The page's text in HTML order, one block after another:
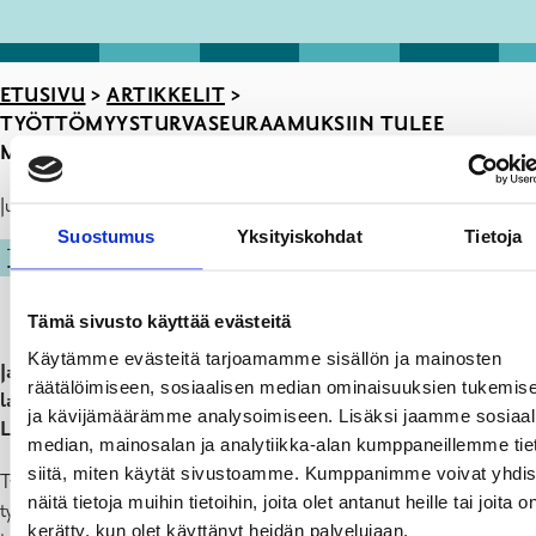
Suostumus Yksityiskohdat Tietoja
Tämä sivusto käyttää evästeitä
Käytämme evästeitä tarjoamamme sisällön ja mainosten
räätälöimiseen, sosiaalisen median ominaisuuksien
ja kävijämäärämme analysoimiseen. Lisäksi jaamme
median, mainosalan ja analytiikka-alan kumppaneillemme
siitä, miten käytät sivustoamme. Kumppanimme voivat
näitä tietoja muihin tietoihin, joita olet antanut heille tai joita
kerätty, kun olet käyttänyt heidän palvelujaan.
ETUSIVU > ARTIKKELIT >
TYÖTTÖMYYSTURVASEURAAMUKSIIN TULEE
MUUTOKSIA
Julkaistu: 26.02.26
TYÖVOIMAPALVELUT
Jatkossa menettely, joka koskee työnhakijan velvollisuuksien
laiminlyöntien seurauksia, muuttuu yksinkertaisemmaksi.
Lakimuutos tulee voimaan 1.3.
Työnhakijana sinulla on erilaisia velvollisuuksia. Sinun täytyy osallistua
työnhakijan palveluprosessiin ja suorittaa tehtävät, joista on sovittu